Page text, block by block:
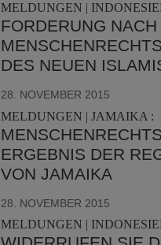
MELDUNGEN |
FORDERUNG
DES NEUEN
28. NOVEMBER 2015
MELDUNGEN | JAMAIKA :
ERGEBNIS DER
ON JAMAIKA
28. NOVEMBER 2015
MELDUNGEN |